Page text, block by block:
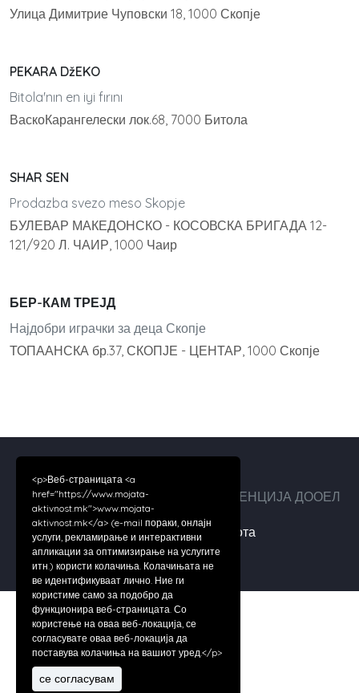
Улица Димитрие Чуповски 18, 1000 Скопје
PEKARA DžEKO
Bitola'nın en iyi fırını
ВаскоКарангелески лок.68, 7000 Битола
SHAR SEN
Prodazba svezo meso Skopje
БУЛЕВАР МАКЕДОНСКО - КОСОВСКА БРИГАДА 12-
121/920 Л. ЧАИР, 1000 Чаир
БЕР-КАМ ТРЕЈД
Најдобри играчки за деца Скопје
ТОПААНСКА бр.37, СКОПЈЕ - ЦЕНТАР, 1000 Скопје
Авторски права ©2026 ДИГИТАЛ АГЕНЦИЈА ДООЕЛ
За нас|Услови за работа
<p>Веб-страницата <a
href="https://www.mojata-
aktivnost.mk">www.mojata-
aktivnost.mk</a> (e-mail пораки, онлајн
услуги, рекламирање и интерактивни
апликации за оптимизирање на услугите
итн.) користи колачиња. Колачињата не
ве идентификуваат лично. Ние ги
користиме само за подобро да
функционира веб-страницата. Со
користење на оваа веб-локација, се
согласувате оваа веб-локација да
поставува колачиња на вашиот уред.</p>
се согласувам